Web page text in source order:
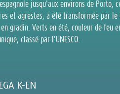
jusqu'aux environs de Porto,
et agrestes, a été transformée par
gradin. Verts en été, couleur de feu
classé par l'UNESCO.
K-EN